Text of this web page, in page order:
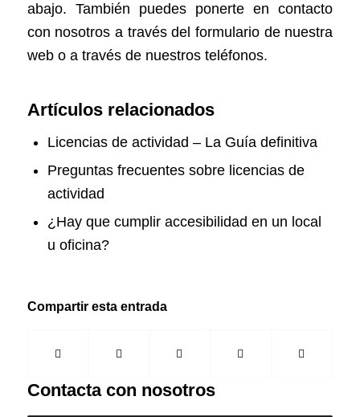
abajo. También puedes ponerte en contacto
con nosotros a través del formulario de nuestra
web o a través de nuestros teléfonos.
Artículos relacionados
Licencias de actividad – La Guía definitiva
Preguntas frecuentes sobre licencias de
actividad
¿Hay que cumplir accesibilidad en un local
u oficina?
Compartir esta entrada
Contacta con nosotros